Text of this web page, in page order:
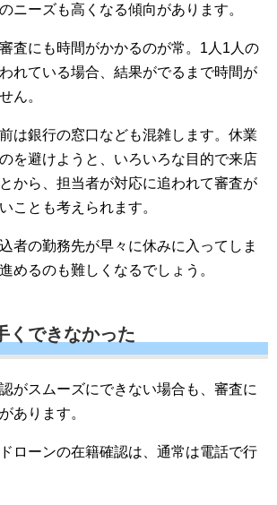
ニーズも高くなる傾向があります。
査にも時間がかかるのが常。1人1人の
れている場合、結果がでるまで時間が
ん。
は銀行の窓口なども混雑します。休業
を避けようと、いろいろな目的で来店
から、担当者が対応に追われて審査が
ことも考えられます。
者の勤務先が早々に休みに入ってしま
めるのも難しくなるでしょう。
くできなかった
がスムーズにできない場合も、審査に
あります。
ローンの在籍確認は、通常は電話で行